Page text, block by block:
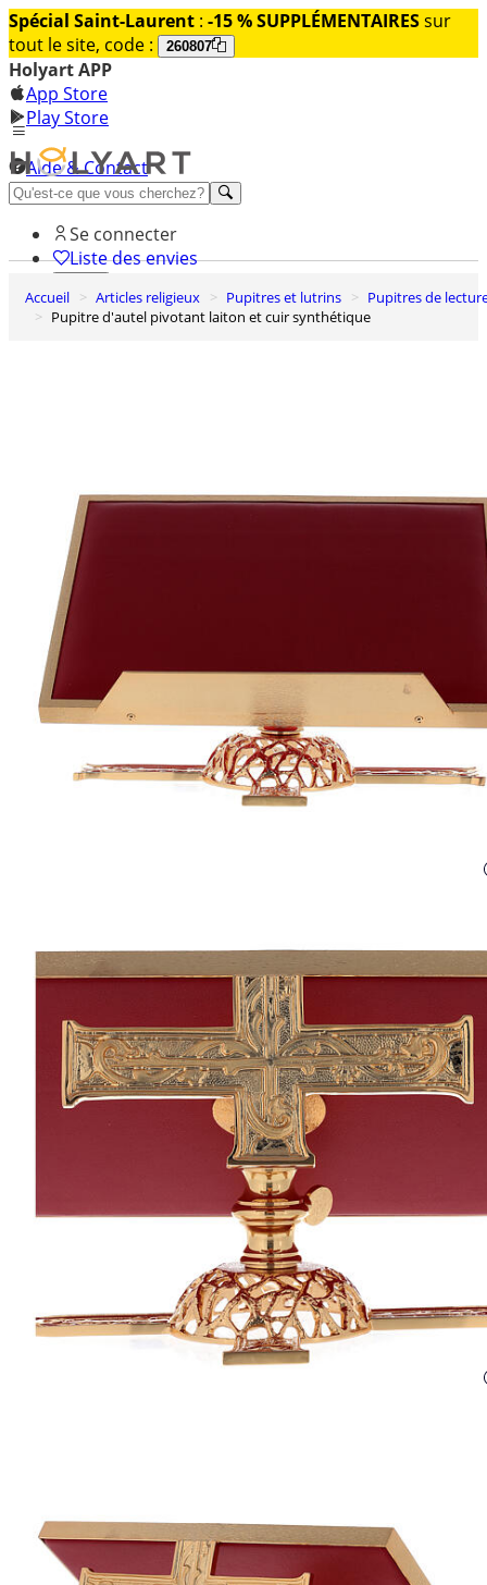
Spécial Saint-Laurent : -15 % SUPPLÉMENTAIRESsur
tout le site, code :
260807
Holyart APP
App Store
Play Store
Aide & Contact
Découvrez Premium
Se connecter
Liste des envies
0
Panier
Accueil Articles religieux Pupitres et lutrins
Pupitres de
Pupitre d'autel pivotant laiton et cuir synthétique